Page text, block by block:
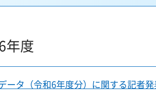
年度
ータ（令和6年度分）に関する記者